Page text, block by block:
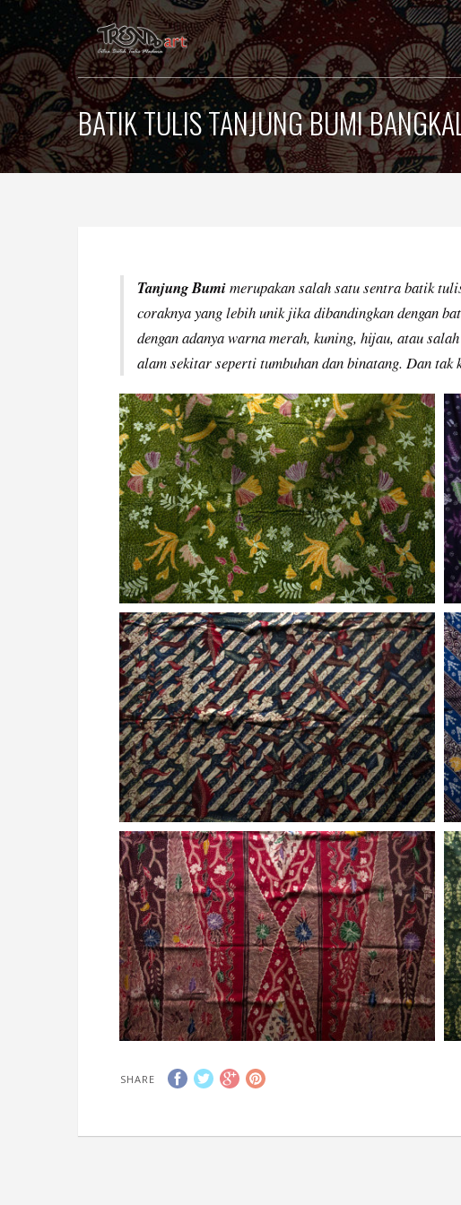
BATIK TULIS TANJUNG BUMI
Tanjung Bumimerupakan salah satu sentra batik
coraknya yang lebih unik jika dibandingkan dengan
dengan adanya warna merah, kuning, hijau, atau
alam sekitar seperti tumbuhan dan binatang. Dan
SHARE